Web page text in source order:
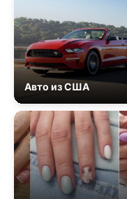
Авто из США